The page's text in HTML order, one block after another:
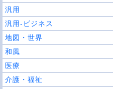
汎用
汎用-ビジネス
地図・世界
和風
医療
介護・福祉